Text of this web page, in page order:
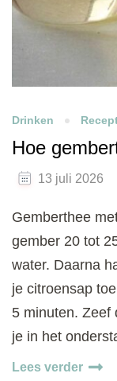
Drinken
Hoe
13 juli 2026
Gemberthee
gember 20 tot
water. Daarna
je citroensap
5 minuten. Zeef
je in het
Lees verder